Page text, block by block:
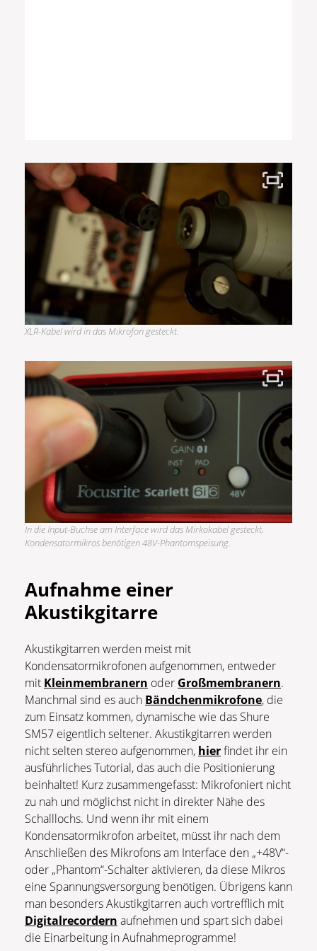
XLR-Kabel wird in das Mikrofon gesteckt.
In die Input-Buchse am Interface wird das Mirkokabel gesteckt,
Kondensatormikros benötigen 48V-Phantomspeisung.
Aufnahme einer
Akustikgitarre
Akustikgitarren werden meist mit
Kondensatormikrofonen aufgenommen, entweder
mit Kleinmembranern oder Großmembranern.
Manchmal sind es auch Bändchenmikrofone, die
zum Einsatz kommen, dynamische wie das Shure
SM57 eigentlich seltener. Akustikgitarren werden
nicht selten stereo aufgenommen, hierfindet ihr ein
ausführliches Tutorial, das auch die Positionierung
beinhaltet! Kurz zusammengefasst: Mikrofoniert nicht
zu nah und möglichst nicht in direkter Nähe des
Schalllochs. Und wenn ihr mit einem
Kondensatormikrofon arbeitet, müsst ihr nach dem
Anschließen des Mikrofons am Interface den „+48V“-
oder „Phantom“-Schalter aktivieren, da diese Mikros
eine Spannungsversorgung benötigen. Übrigens kann
man besonders Akustikgitarren auch vortrefflich mit
Digitalrecordern aufnehmen und spart sich dabei
die Einarbeitung in Aufnahmeprogramme!